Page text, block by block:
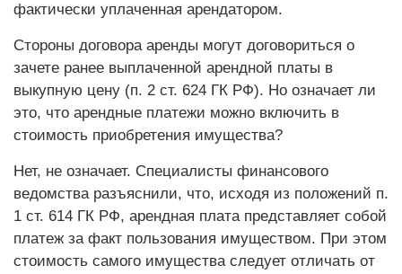
фактически уплаченная арендатором.
Стороны договора аренды могут договориться о
зачете ранее выплаченной арендной платы в
выкупную цену (п. 2 ст. 624 ГК РФ). Но означает ли
это, что арендные платежи можно включить в
стоимость приобретения имущества?
Нет, не означает. Специалисты финансового
ведомства разъяснили, что, исходя из положений п.
1 ст. 614 ГК РФ, арендная плата представляет собой
платеж за факт пользования имуществом. При этом
стоимость самого имущества следует отличать от